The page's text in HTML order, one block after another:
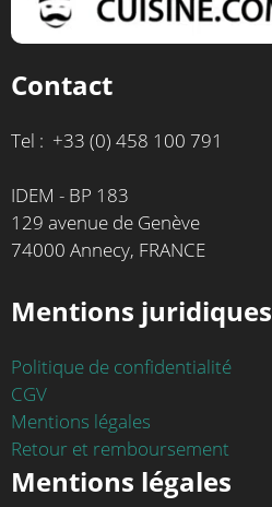
Contact
Tel : +33 (0) 458 100 791
IDEM - BP 183
129 avenue de Genève
74000 Annecy, FRANCE
Mentions juridiques
Politique de confidentialité
CGV
Mentions légales
Retour et remboursement
Mentions légales